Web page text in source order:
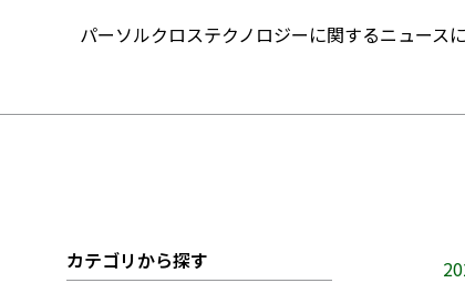
パーソルクロステクノロジーに関するニュース
カテゴリから探す